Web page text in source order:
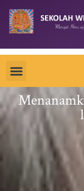
Skip
content